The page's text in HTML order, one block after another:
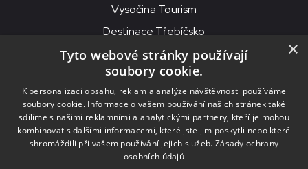
Vysočina Tourism
Destinace Třebíčsko
© 2026MKS Beseda Mor. Budějovice
MKS Beseda, příspěvková organizace, Purcnerova 62, 676 02
Moravské Budějovice
IČO: 00091758, DIČ: CZ00091758, ID datové schránky: chjn2kd
×
Tyto webové stránky používají
soubory cookie.
K personalizaci obsahu, reklam a analýze návštěvnosti používáme
soubory cookie. Informace o vašem používání našich stránek také
sdílíme s našimi reklamními a analytickými partnery, kteří je mohou
kombinovat s dalšími informacemi, které jste jim poskytli nebo které
shromáždili při vašem používání jejich služeb. Zásady ochrany
osobních údajů